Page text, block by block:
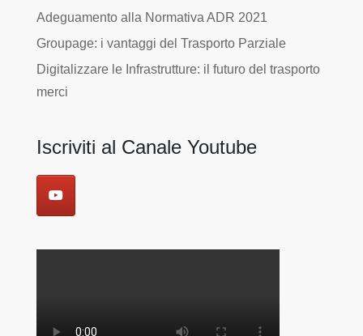
Adeguamento alla Normativa ADR 2021
Groupage: i vantaggi del Trasporto Parziale
Digitalizzare le Infrastrutture: il futuro del trasporto
merci
Iscriviti al Canale Youtube